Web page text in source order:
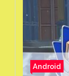
Android